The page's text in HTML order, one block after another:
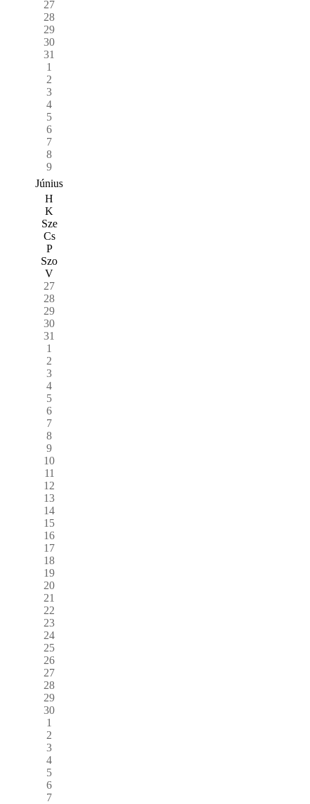
27
28
29
30
31
1
2
3
4
5
6
7
8
9
Június
H
K
Sze
Cs
P
Szo
V
27
28
29
30
31
1
2
3
4
5
6
7
8
9
10
11
12
13
14
15
16
17
18
19
20
21
22
23
24
25
26
27
28
29
30
1
2
3
4
5
6
7